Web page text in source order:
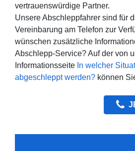
vertrauenswürdige Partner.
Unsere Abschleppfahrer sind für
Vereinbarung am Telefon zur
wünschen zusätzliche
Abschlepp-Service? Auf der von
Informationsseite In welcher
abgeschleppt werden? können